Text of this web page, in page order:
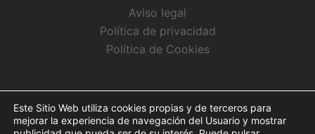
Aviso legal
Política de privacidad
Política de Cookies
CONTACTO
info@arbitrosaeba.com
Este Sitio Web utiliza cookies propias y de terceros para
mejorar la experiencia de navegación del Usuario y mostrar